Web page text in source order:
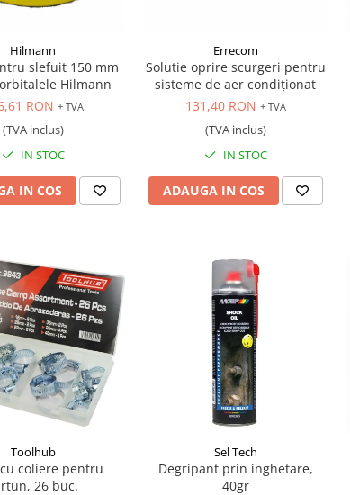
Hilmann
slefuit 150 mm
Hilmann
RON + TVA
(TVA inclus)
IN STOC
IN COS
Errecom
Solutie oprire scurgeri pentru
sisteme de aer condiționat
131,40 RON + TVA
(TVA inclus)
IN STOC
ADAUGA IN COS
Toolhub
coliere pentru
26 buc.
Sel Tech
Degripant prin inghetare,
40gr